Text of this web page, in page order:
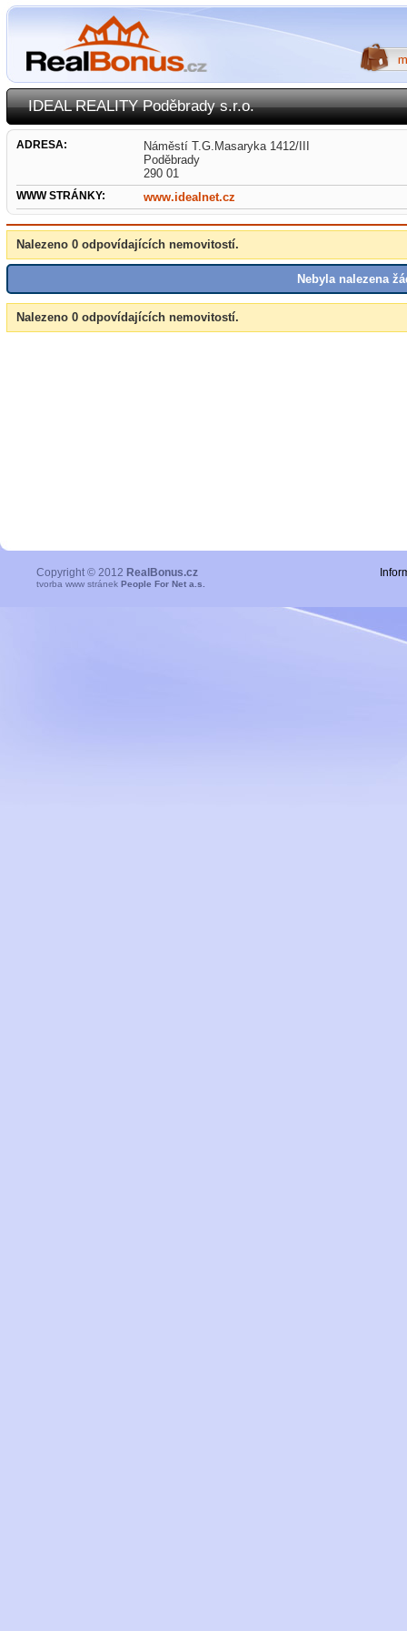
IDEAL REALITY Poděbrady s.r.o.
ADRESA:
Náměstí T.G.Masaryka 1412/III
Poděbrady
290 01
WWW STRÁNKY: www.idealnet.cz
Nalezeno 0 odpovídajících nemovitostí.
Nebyla nalezena
Nalezeno 0 odpovídajících nemovitostí.
Copyright © 2012 RealBonus.cz
tvorba www stránek People For Net a.s.